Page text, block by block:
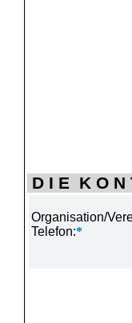
D I E K O N
Organisation/
Telefon:*